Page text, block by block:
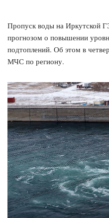
Пропуск воды на Иркутской
прогнозом о повышении
подтоплений. Об этом в
МЧС по региону.